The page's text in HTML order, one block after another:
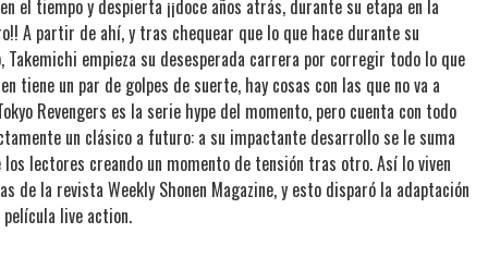
el tiempo y despierta ¡¡doce años atrás, durante su etapa en la
A partir de ahí, y tras chequear que lo que hace durante su
empieza su desesperada carrera por corregir todo lo que
tiene un par de golpes de suerte, hay cosas con las que no va a
Revengers es la serie hype del momento, pero cuenta con todo
un clásico a futuro: a su impactante desarrollo se le suma
lectores creando un momento de tensión tras otro. Así lo viven
de la revista Weekly Shonen Magazine, y esto disparó la adaptación
live action.